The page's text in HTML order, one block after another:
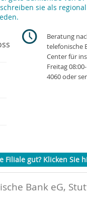
sie als
Beratung
telefonische
Center für
Freitag
4060 oder
Filiale gut? Klicken Sie
Bank eG,